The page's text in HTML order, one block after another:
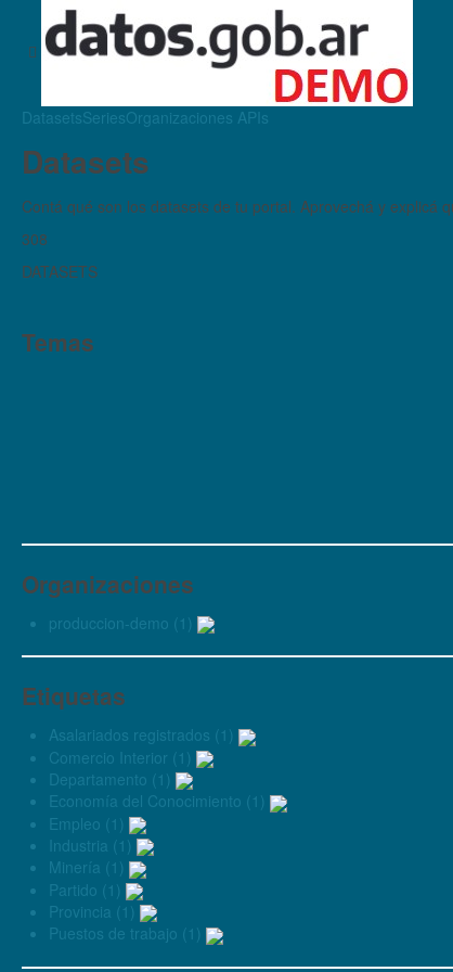
DatasetsSeriesOrganizaciones APIs
Datasets
Contá qué son los datasets de tu portal. Aprovechá y explicá
308
DATASETS
Temas
Organizaciones
produccion-demo (1)
Etiquetas
Asalariados registrados (1)
Comercio Interior (1)
Departamento (1)
Economía del Conocimiento (1)
Empleo (1)
Industria (1)
Minería (1)
Partido (1)
Provincia (1)
Puestos de trabajo (1)